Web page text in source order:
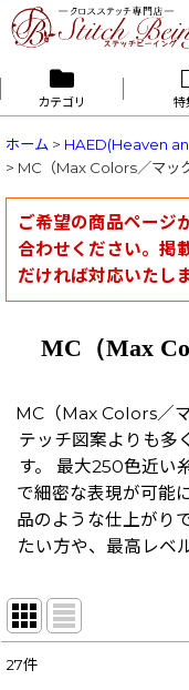
カテゴリ 特
ホーム > HAED(Heaven
> MC（Max Colors／マッ
ご希望の商品ページ
合わせください。掲
だければ対応いたしま
MC（Max
MC（Max Colors／
テッチ図案よりも多
す。 最大250色近い
で細密な表現が可能
品のような仕上がり
たい方や、最高レベ
27件